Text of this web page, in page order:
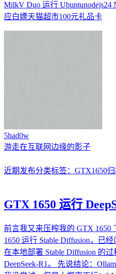
MilkV Duo 运行 Ubuntunodejs24
应白嫖天猫超市100元礼品卡
5had0w
游走在互联网边缘的影子
近期发布分类标签：GTX1650
GTX 1650 运行
前言我又来压榨我的 GTX 1650
1650 运行 Stable Diffusion，已
在本地部署 Stable Diffusion 的
DeepSeek-R1。 先说结论：